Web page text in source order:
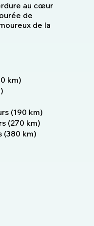
au cœur
de
de la
km)
(190 km)
(270 km)
(380 km)